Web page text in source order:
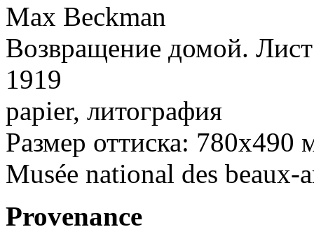
Max Beckman
Возвращение домой.
1919
papier, литография
Размер оттиска:
Musée national des beaux-
Provenance